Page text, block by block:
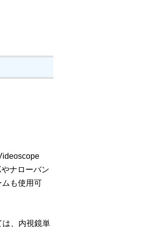
ナローバン
も使用可
、内視鏡単